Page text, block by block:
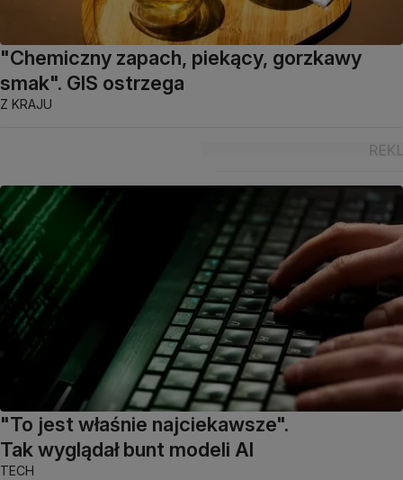
"Chemiczny zapach, piekący, gorzkawy
smak". GIS ostrzega
Z KRAJU
"To jest właśnie najciekawsze".
Tak wyglądał bunt modeli AI
TECH